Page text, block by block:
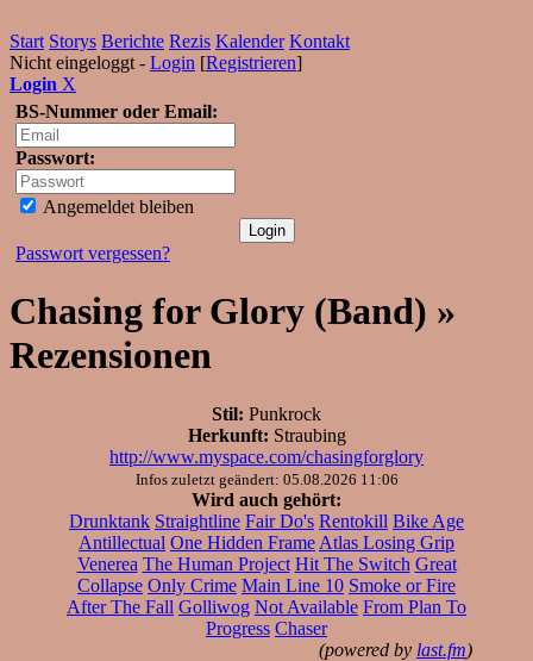
Start Storys Berichte Rezis Kalender Kontakt
Nicht eingeloggt - Login [Registrieren]
Login X
BS-Nummer oder Email:
Passwort:
Angemeldet bleiben
Passwort vergessen?
Chasing for Glory (Band) »
Rezensionen
Stil: Punkrock
Herkunft: Straubing
http://www.myspace.com/chasingforglory
Infos zuletzt geändert: 05.08.2026 11:06
Wird auch gehört:
Drunktank Straightline Fair Do's Rentokill Bike Age
Antillectual One Hidden Frame Atlas Losing Grip
Venerea The Human Project Hit The Switch Great
Collapse Only Crime Main Line 10 Smoke or Fire
After The Fall Golliwog Not Available From Plan To
Progress Chaser
(powered by last.fm)